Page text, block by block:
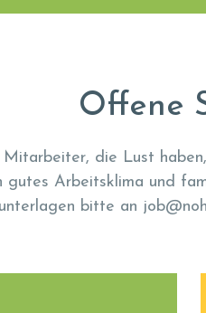
Offene
die Lust
gutes Arbeitsklima und
bitte an